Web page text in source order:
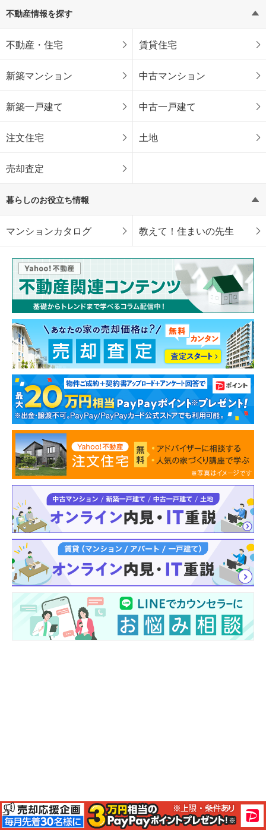
不動産情報を探す
不動産・住宅 賃貸住宅
新築マンション 中古マンション
新築一戸建て 中古一戸建て
注文住宅 土地
売却査定
暮らしのお役立ち情報
マンションカタログ 教えて！住まいの先生